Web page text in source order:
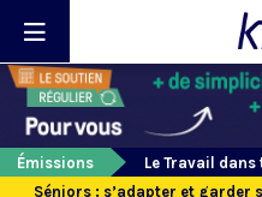
Émissions
Le Travail dans
Séniors : s’adapter et garder